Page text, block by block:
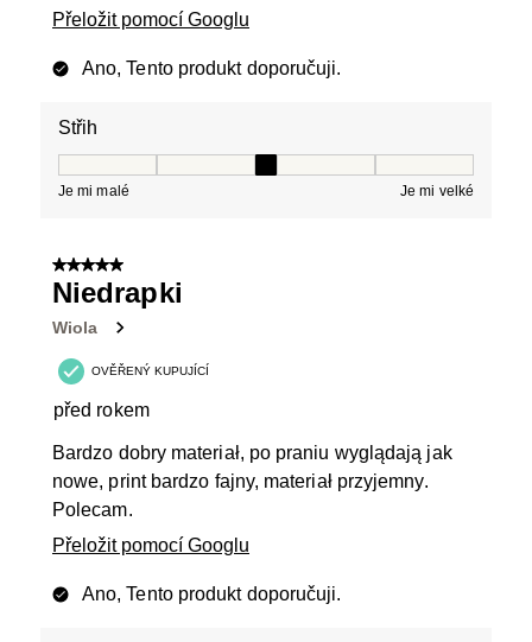
Přeložit pomocí Googlu
Ano, Tento produkt doporučuji.
Střih
Je mi malé Je mi velké
5 z 5 hvězdiček.
Niedrapki
Wiola
OVĚŘENÝ KUPUJÍCÍ
před rokem
Bardzo dobry materiał, po praniu wyglądają jak
nowe, print bardzo fajny, materiał przyjemny.
Polecam.
Přeložit pomocí Googlu
Ano, Tento produkt doporučuji.